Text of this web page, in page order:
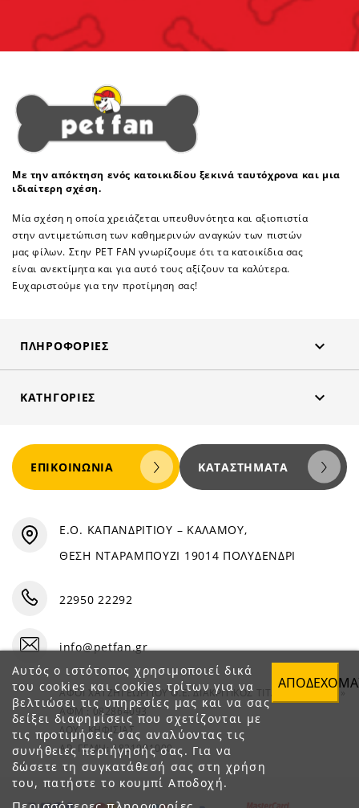
Με την απόκτηση ενός κατοικιδίου ξεκινά ταυτόχρονα και μια
ιδιαίτερη σχέση.
Μία σχέση η οποία χρειάζεται υπευθυνότητα και αξιοπιστία
στην αντιμετώπιση των καθημερινών αναγκών των πιστών
μας φίλων. Στην PET FAN γνωρίζουμε ότι τα κατοικίδια σας
είναι ανεκτίμητα και για αυτό τους αξίζουν τα καλύτερα.
Ευχαριστούμε για την προτίμηση σας!
ΠΛΗΡΟΦΟΡΊΕΣ 
ΚΑΤΗΓΟΡΊΕΣ 
Αυτός ο ιστότοπος χρησιμοποιεί δικά
του cookies και cookies τρίτων για να
βελτιώσει τις υπηρεσίες μας και να σας
δείξει διαφημίσεις που σχετίζονται με
τις προτιμήσεις σας αναλύοντας τις
συνήθειες περιήγησής σας. Για να
δώσετε τη συγκατάθεσή σας στη χρήση
του, πατήστε το κουμπί Αποδοχή.
ΕΠΙΚΟΙΝΩΝΊΑ ΚΑΤΑΣΤΉΜΑΤΑ
Ε.Ο. ΚΑΠΑΝΔΡΙΤΙΟΥ – ΚΑΛΑΜΟΥ,
ΘΕΣΗ ΝΤΑΡΑΜΠΟΥΖΙ 19014 ΠΟΛΥΔΕΝΔΡΙ
22950 22292
info@petfan.gr
ΑΦΟΙ ΧΑΤΖΗΓΕΩΡΓΙΟΥ Ο.Ε. ΔΙΑΚΡΙΤΙΚΟΣ ΤΙΤΛΟΣ «PET FAN»
ΑΦΜ : 082864093
ΔΟΥ : ΚΗΦΙΣΙΑΣ
ΑΡ. ΓΕΜΗ: 1821901000